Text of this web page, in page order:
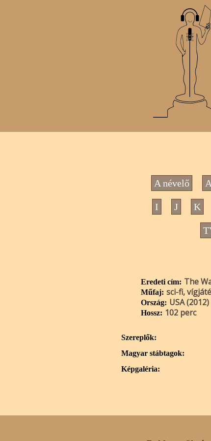
A névelő
I J K
Eredeti cím: The
Műfaj: sci-fi,
Ország: USA (2012)
Hossz: 102 perc
Szereplők:
Magyar stábtagok:
Képgaléria: